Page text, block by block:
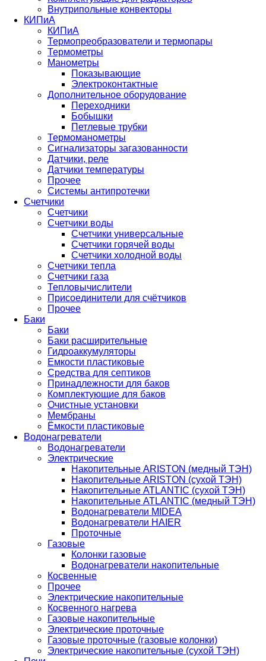
Внутрипольные конвекторы
КИПиА
КИПиА
Термопреобразователи и термопары
Термометры
Манометры
Показывающие
Электроконтактные
Дополнительное оборудование
Переходники
Бобышки
Петлевые трубки
Термоманометры
Сигнализаторы загазованности
Датчики, реле
Датчики температуры
Прочее
Системы антипротечки
Счетчики
Счетчики
Счетчики воды
Счетчики универсальные
Счетчики горячей воды
Счетчики холодной воды
Счетчики тепла
Счетчики газа
Тепловычислители
Присоединители для счётчиков
Прочее
Баки
Баки
Баки расширительные
Гидроаккумуляторы
Емкости пластиковые
Средства для септиков
Принадлежности для баков
Комплектующие для баков
Очистные установки
Мембраны
Ёмкости пластиковые
Водонагреватели
Водонагреватели
Электрические
Накопительные ARISTON (медный ТЭН)
Накопительные ARISTON (сухой ТЭН)
Накопительные ATLANTIC (сухой ТЭН)
Накопительные ATLANTIC (медный ТЭН)
Водонагреватели MIDEA
Водонагреватели HAIER
Проточные
Газовые
Колонки газовые
Водонагреватели накопительные
Косвенные
Прочее
Электрические накопительные
Косвенного нагрева
Газовые накопительные
Электрические проточные
Газовые проточные (газовые колонки)
Электрические накопительные (сухой ТЭН)